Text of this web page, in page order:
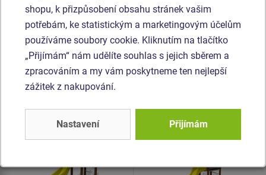
stálostí, odolností proti poškrábání a odolností proti vodě).
Veškerý spojovací materiál je pozinkovaný nebo nerezový.
Podobnézboží
Produkt - UNH-1005K-15
Herní sestava hrad
UNH1005K -
Novinka
Herní sestava hrad
UNH1018K -
celokovová
Novinka
shopu, k přizpůsobení obsahu stránek vašim
potřebám, ke statistickým a marketingovým účelům
používáme soubory cookie. Kliknutím na tlačítko
„Přijímám“ nám udělíte souhlas s jejich sběrem a
zpracováním a my vám poskytneme ten nejlepší
zážitek z nakupování.
Nastavení Přijímám